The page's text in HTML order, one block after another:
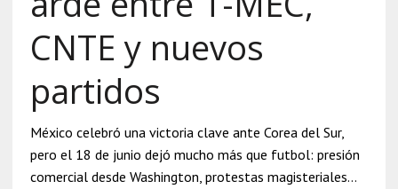
CNTE y nuevos
partidos
México celebró una victoria clave ante Corea del Sur,
pero el 18 de junio dejó mucho más que futbol: presión
comercial desde Washington, protestas magisteriales…